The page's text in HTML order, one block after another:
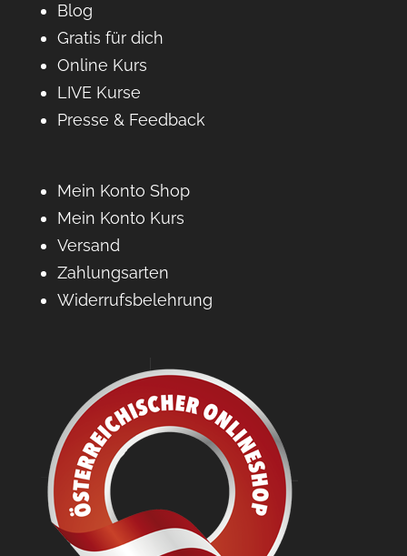
Blog
Gratis für dich
Online Kurs
LIVE Kurse
Presse & Feedback
Mein Konto Shop
Mein Konto Kurs
Versand
Zahlungsarten
Widerrufsbelehrung